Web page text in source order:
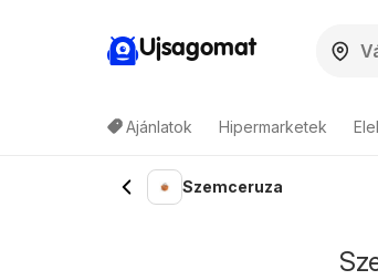
Ujsagomat
Ajánlatok Hipermarketek
Szemceruza